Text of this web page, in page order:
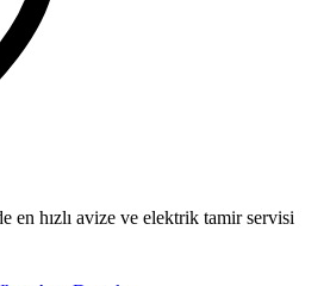
en hızlı avize ve elektrik tamir servisi